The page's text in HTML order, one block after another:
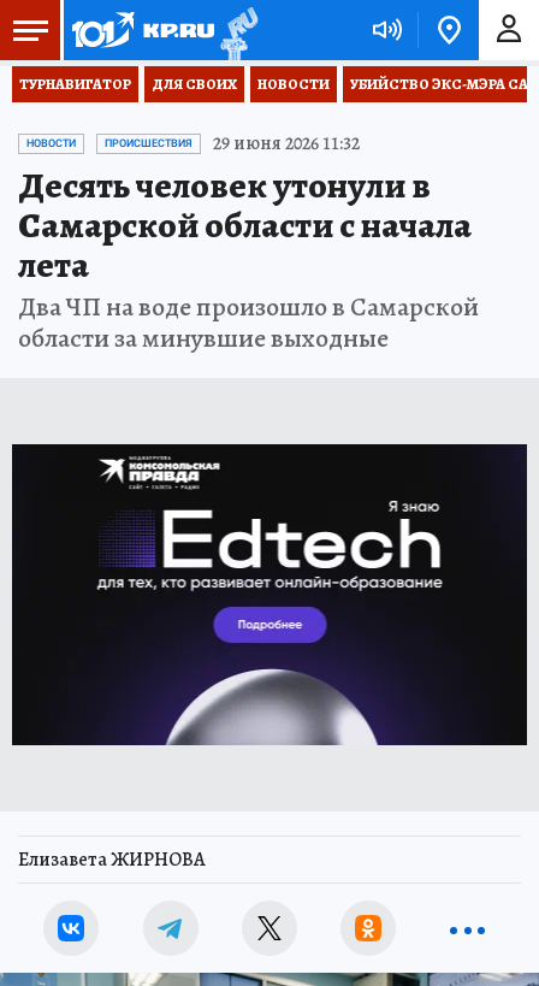
ТУРНАВИГАТОР ДЛЯ СВОИХ НОВОСТИ УБИЙСТВО ЭКС-МЭРА
НОВОСТИ ПРОИСШЕСТВИЯ 29 июня 2026 11:32
Десять человек утонули в
Самарской области с начала
лета
Два ЧП на воде произошло в Самарской
области за минувшие выходные
Елизавета ЖИРНОВА